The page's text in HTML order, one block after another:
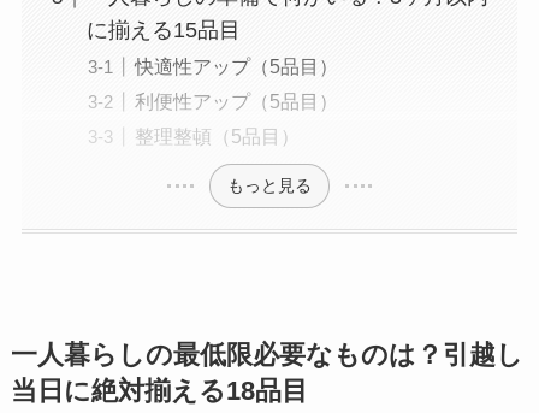
に揃える15品目
快適性アップ（5品目）
利便性アップ（5品目）
整理整頓（5品目）
もっと見る
一人暮らしの最低限必要なものは？引越し
当日に絶対揃える18品目